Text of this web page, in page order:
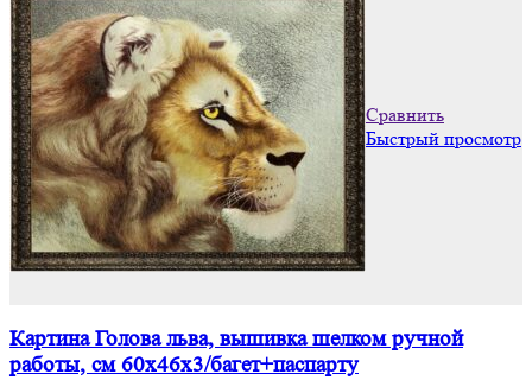
Сравнить
Быстрый просмотр
Картина Голова льва, вышивка шелком ручной
работы, см 60х46х3/багет+паспарту